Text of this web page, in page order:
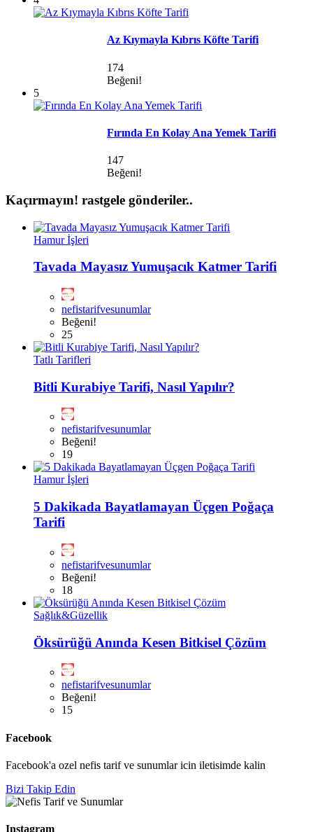
Az Kıymayla Kıbrıs Köfte Tarifi
174
Beğeni!
5
Fırında En Kolay Ana Yemek Tarifi
147
Beğeni!
Kaçırmayın! rastgele gönderiler..
Hamur İşleri
Tavada Mayasız Yumuşacık Katmer Tarifi
nefistarifvesunumlar
Beğeni!
25
Tatlı Tarifleri
Bitli Kurabiye Tarifi, Nasıl Yapılır?
nefistarifvesunumlar
Beğeni!
19
Hamur İşleri
5 Dakikada Bayatlamayan Üçgen Poğaça
Tarifi
nefistarifvesunumlar
Beğeni!
18
Sağlık&Güzellik
Öksürüğü Anında Kesen Bitkisel Çözüm
nefistarifvesunumlar
Beğeni!
15
Facebook
Facebook'a ozel nefis tarif ve sunumlar icin iletisimde kalin
Bizi Takip Edin
Instagram